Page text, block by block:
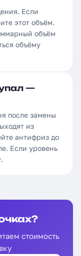
Если
этот объём.
объём
объёму
—
после замены
из
антифриз до
Если уровень
стоимость